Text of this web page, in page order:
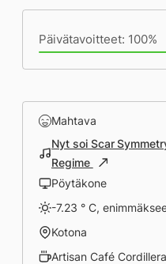
Päivätavoitteet: 100%
Mahtava
Nyt soi Scar
Regime
Pöytäkone
-7.23 ° C,
Kotona
Artisan Café